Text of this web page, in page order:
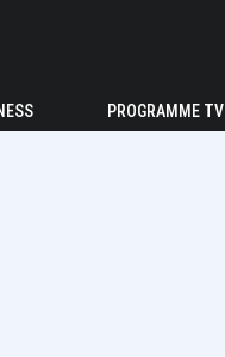
PROGRAMME TV